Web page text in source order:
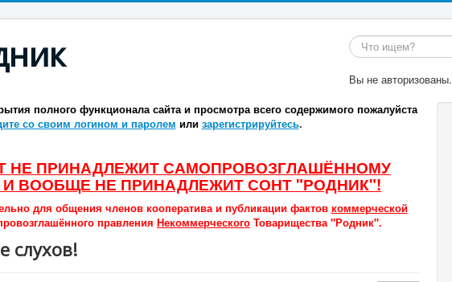
Поиск
Вы не авторизованы.
полного функционала сайта и просмотра всего содержимого пожалуйста
со своим логином и паролем или зарегистрируйтесь.
НЕ ПРИНАДЛЕЖИТ САМОПРОВОЗГЛАШЁННОМУ
ВООБЩЕ НЕ ПРИНАДЛЕЖИТ СОНТ "РОДНИК"!
для общения членов кооператива и публикации фактов коммерческой
правления Некоммерческого Товарищества "Родник".
слухов!